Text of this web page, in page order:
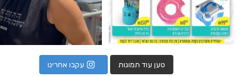
טען עוד תמונות עקבו אחרינו